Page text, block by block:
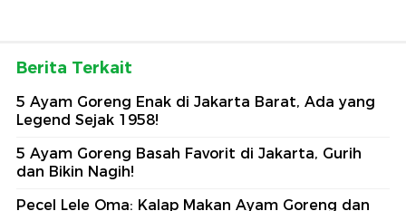
Berita Terkait
5 Ayam Goreng Enak di Jakarta Barat, Ada yang
Legend Sejak 1958!
5 Ayam Goreng Basah Favorit di Jakarta, Gurih
dan Bikin Nagih!
Pecel Lele Oma: Kalap Makan Ayam Goreng dan